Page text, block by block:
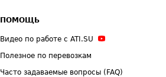
ПОМОЩЬ
Видео по работе с ATI.SU
Полезное по перевозкам
Часто задаваемые вопросы (FAQ)